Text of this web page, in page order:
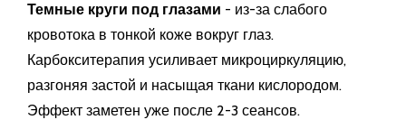
Темные круги под глазами - из-за слабого
кровотока в тонкой коже вокруг глаз.
Карбокситерапия усиливает микроциркуляцию,
разгоняя застой и насыщая ткани кислородом.
Эффект заметен уже после 2-3 сеансов.